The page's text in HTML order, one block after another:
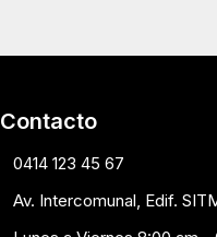
Contacto
0414 123 45 67
Av. Intercomunal, Edif.